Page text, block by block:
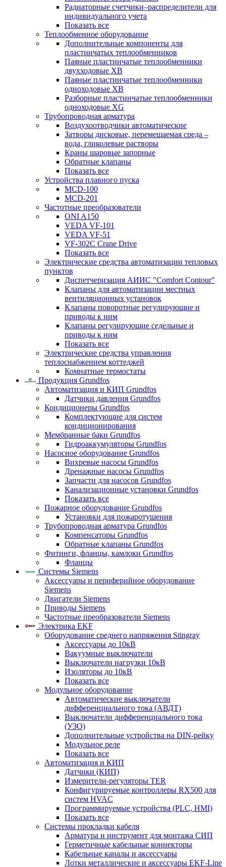
Радиаторные счетчики–распределители для
индивидуального учета
Показать все
Теплообменное оборудование
Дополнительные компоненты для
пластинчатых теплообменников
Паяные пластинчатые теплообменники
двухходовые XB
Паяные пластинчатые теплообменники
одноходовые ХВ
Разборные пластинчатые теплообменники
одноходовые ХG
Трубопроводная арматура
Воздухоотводчики автоматические
Затворы дисковые, перемещаемая среда –
вода, гликолевые растворы
Краны шаровые запорные
Обратные клапаны
Показать все
Устройства плавного пуска
MCD-100
MCD-201
Частотные преобразователи
ONI A150
VEDA VF-101
VEDA VF-51
VF-302C Crane Drive
Показать все
Электрические средства автоматизации тепловых
пунктов
Диспетчеризация АИИС "Comfort Contour"
Клапаны для автоматизации местных
вентиляционных установок
Клапаны поворотные регулирующие и
приводы к ним
Клапаны регулирующие седельные и
приводы к ним
Показать все
Электрические средства управления
теплоснабжением коттеджей
Комнатные термостаты
Продукция Grundfos
Автоматизация и КИП Grundfos
Датчики давления Grundfos
Кондиционеры Grundfos
Комплектующие для систем
кондиционирования
Мембранные баки Grundfos
Гидроаккумуляторы Grundfos
Насосное оборудование Grundfos
Вихревые насосы Grundfos
Дренажные насосы Grundfos
Запчасти для насосов Grundfos
Канализационные установки Grundfos
Показать все
Пожарное оборудование Grundfos
Установки для пожаротушения
Трубопроводная арматура Grundfos
Компенсаторы Grundfos
Обратные клапаны Grundfos
Фитинги, фланцы, камлоки Grundfos
Фланцы
Системы Siemens
Аксессуары и периферийное оборудование
Siemens
Двигатели Siemens
Приводы Siemens
Частотные преобразователи Siemens
Электрика EKF
Оборудование среднего напряжения Stingray
Аксессуары до 10кВ
Вакуумные выключатели
Выключатели нагрузки 10кВ
Изоляторы до 10кВ
Показать все
Модульное оборудование
Автоматические выключатели
дифференциального тока (АВДТ)
Выключатели дифференциального тока
(УЗО)
Дополнительные устройства на DIN-рейку
Модульное реле
Показать все
Автоматизация и КИП
Датчики (КИП)
Измерители-регуляторы TER
Конфигурируемые контроллеры RX500 для
систем HVAC
Программируемые устройства (PLC, HMI)
Показать все
Системы прокладки кабеля
Арматура и инструмент для монтажа СИП
Герметичные кабельные коннекторы
Кабельные каналы и аксессуары
Лотки металлические и аксессуары EKF-Line